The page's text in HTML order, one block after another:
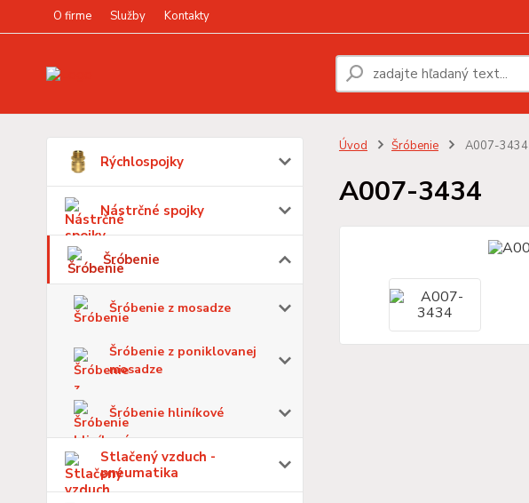
O firme Služby Kontakty
Rýchlospojky
Nástrčné spojky
Šróbenie
Šróbenie z mosadze
Šróbenie z poniklovanej
mosadze
Šróbenie hliníkové
Stlačený vzduch -
pneumatika
Úvod Šróbenie A007-3434
A007-3434